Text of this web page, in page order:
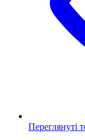
Переглянуті